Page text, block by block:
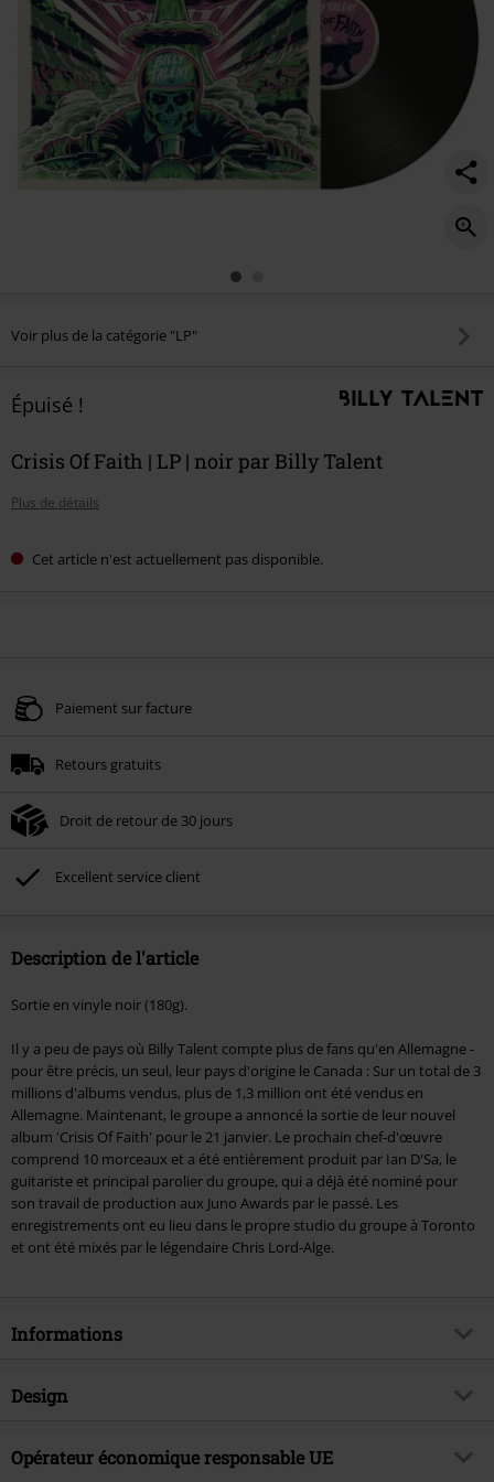
Voir plus de la catégorie "LP"
Épuisé !
Crisis Of Faith | LP | noir par Billy Talent
Plus de détails
Cet article n'est actuellement pas disponible.
Paiement sur facture
Retours gratuits
Droit de retour de 30 jours
Excellent service client
Description de l'article
Sortie en vinyle noir (180g).
Il y a peu de pays où Billy Talent compte plus de fans qu'en Allemagne -
pour être précis, un seul, leur pays d'origine le Canada : Sur un total de 3
millions d'albums vendus, plus de 1,3 million ont été vendus en
Allemagne. Maintenant, le groupe a annoncé la sortie de leur nouvel
album 'Crisis Of Faith' pour le 21 janvier. Le prochain chef-d'œuvre
comprend 10 morceaux et a été entièrement produit par Ian D'Sa, le
guitariste et principal parolier du groupe, qui a déjà été nominé pour
son travail de production aux Juno Awards par le passé. Les
enregistrements ont eu lieu dans le propre studio du groupe à Toronto
et ont été mixés par le légendaire Chris Lord-Alge.
Informations
Article n°.
Genre (musique)
Alternative/Indie
Design
Catégorie de produit
Opérateur économique responsable UE